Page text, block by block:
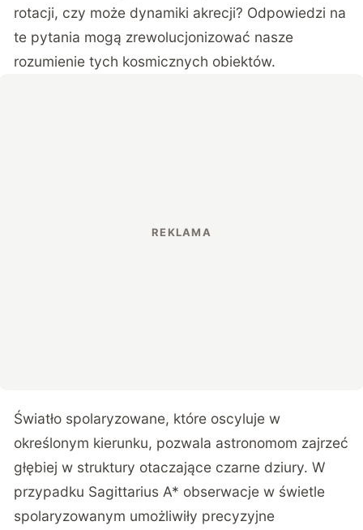
rotacji, czy może dynamiki akrecji? Odpowiedzi na
te pytania mogą zrewolucjonizować nasze
rozumienie tych kosmicznych obiektów.
Światło spolaryzowane, które oscyluje w
określonym kierunku, pozwala astronomom zajrzeć
głębiej w struktury otaczające czarne dziury. W
przypadku Sagittarius A* obserwacje w świetle
spolaryzowanym umożliwiły precyzyjne